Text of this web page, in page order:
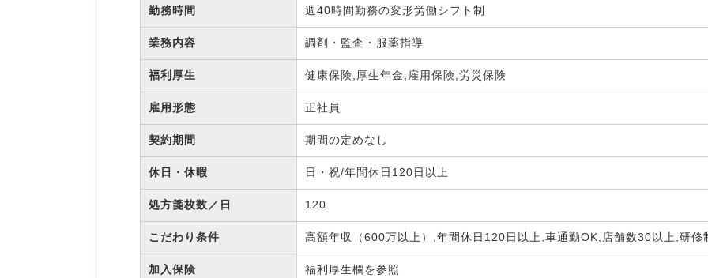
勤務時間 週40時間勤務の変形労働シフト制
業務内容 調剤・監査・服薬指導
福利厚生 健康保険,厚生年金,雇用保険,労災保険
雇用形態 正社員
契約期間 期間の定めなし
休日・休暇 日・祝/年間休日120日以上
処方箋枚数／日 120
こだわり条件 高額年収（600万以上）,年間休日120日以上,車通勤OK,店舗数30以上,研
加入保険 福利厚生欄を参照